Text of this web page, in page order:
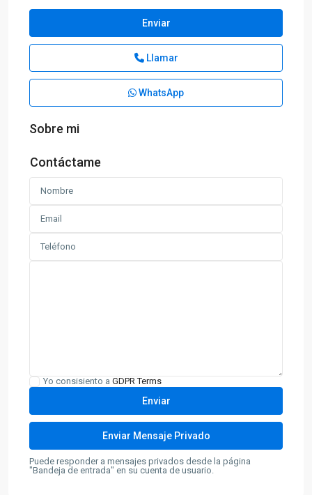
Enviar
Llamar
WhatsApp
Sobre mi
Contáctame
Yo consisiento a GDPR Terms
Puede responder a mensajes privados desde la página
"Bandeja de entrada" en su cuenta de usuario.